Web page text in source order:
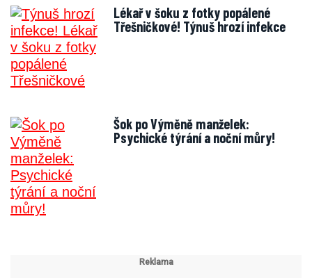
Lékař v šoku z fotky popálené
Třešničkové! Týnuš hrozí infekce
Šok po Výměně manželek:
Psychické týrání a noční můry!